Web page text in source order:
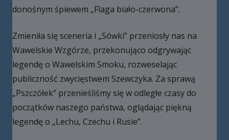
donośnym śpiewem „Flaga biało-czerwona”.
Zmieniła się sceneria i „Sówki” przeniosły nas na
Wawelskie Wzgórze, przekonująco odgrywając
legendę o Wawelskim Smoku, rozweselając
publiczność zwycięstwem Szewczyka. Za sprawą
„Pszczółek” przenieśliśmy się w odległe czasy do
początków naszego państwa, oglądając piękną
legendę o „Lechu, Czechu i Rusie”.